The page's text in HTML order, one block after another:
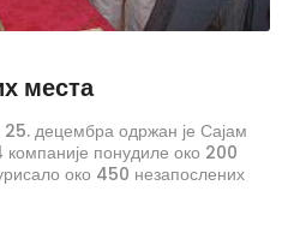
места
децембра одржан је Сајам
понудиле око 200
око 450 незапослених